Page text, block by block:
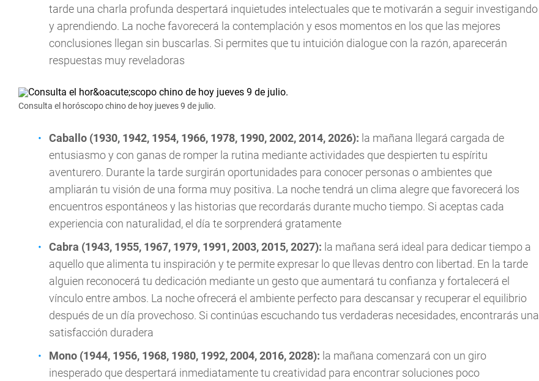
tarde una charla profunda despertará inquietudes intelectuales que te motivarán a seguir investigando
y aprendiendo. La noche favorecerá la contemplación y esos momentos en los que las mejores
conclusiones llegan sin buscarlas. Si permites que tu intuición dialogue con la razón, aparecerán
respuestas muy reveladoras
Consulta el horóscopo chino de hoy jueves 9 de julio.
Caballo (1930, 1942, 1954, 1966, 1978, 1990, 2002, 2014, 2026): la mañana llegará cargada de
entusiasmo y con ganas de romper la rutina mediante actividades que despierten tu espíritu
aventurero. Durante la tarde surgirán oportunidades para conocer personas o ambientes que
ampliarán tu visión de una forma muy positiva. La noche tendrá un clima alegre que favorecerá los
encuentros espontáneos y las historias que recordarás durante mucho tiempo. Si aceptas cada
experiencia con naturalidad, el día te sorprenderá gratamente
Cabra (1943, 1955, 1967, 1979, 1991, 2003, 2015, 2027): la mañana será ideal para dedicar tiempo a
aquello que alimenta tu inspiración y te permite expresar lo que llevas dentro con libertad. En la tarde
alguien reconocerá tu dedicación mediante un gesto que aumentará tu confianza y fortalecerá el
vínculo entre ambos. La noche ofrecerá el ambiente perfecto para descansar y recuperar el equilibrio
después de un día provechoso. Si continúas escuchando tus verdaderas necesidades, encontrarás una
satisfacción duradera
Mono (1944, 1956, 1968, 1980, 1992, 2004, 2016, 2028): la mañana comenzará con un giro
inesperado que despertará inmediatamente tu creatividad para encontrar soluciones poco